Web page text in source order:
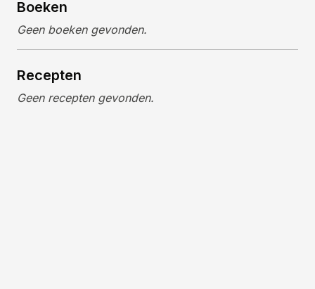
Boeken
Geen boeken gevonden.
Recepten
Geen recepten gevonden.